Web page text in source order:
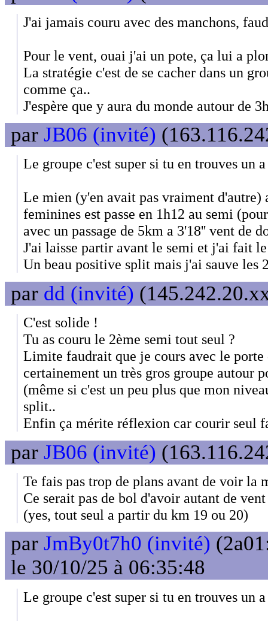
J'ai jamais couru avec des manchons,
Pour le vent, ouai j'ai un pote, ça lui a
La stratégie c'est de se cacher dans un
comme ça..
J'espère que y aura du monde autour de
par JB06 (invité)
Le groupe c'est super si tu en trouves un
Le mien (y'en avait pas vraiment d'autre)
feminines est passe en 1h12 au semi
avec un passage de 5km a 3'18'' vent de
J'ai laisse partir avant le semi et j'ai fait
Un beau positive split mais j'ai sauve les
par dd (invité)
C'est solide !
Tu as couru le 2ème semi tout seul ?
Limite faudrait que je cours avec le porte
certainement un très gros groupe autour
(même si c'est un peu plus que mon
split..
Enfin ça mérite réflexion car courir seul
par JB06 (invité)
Te fais pas trop de plans avant de voir la
Ce serait pas de bol d'avoir autant de
(yes, tout seul a partir du km 19 ou 20)
par JmBy0t7h0 (invité)
le 30/10/25 à 06:35:48
Le groupe c'est super si tu en trouves un